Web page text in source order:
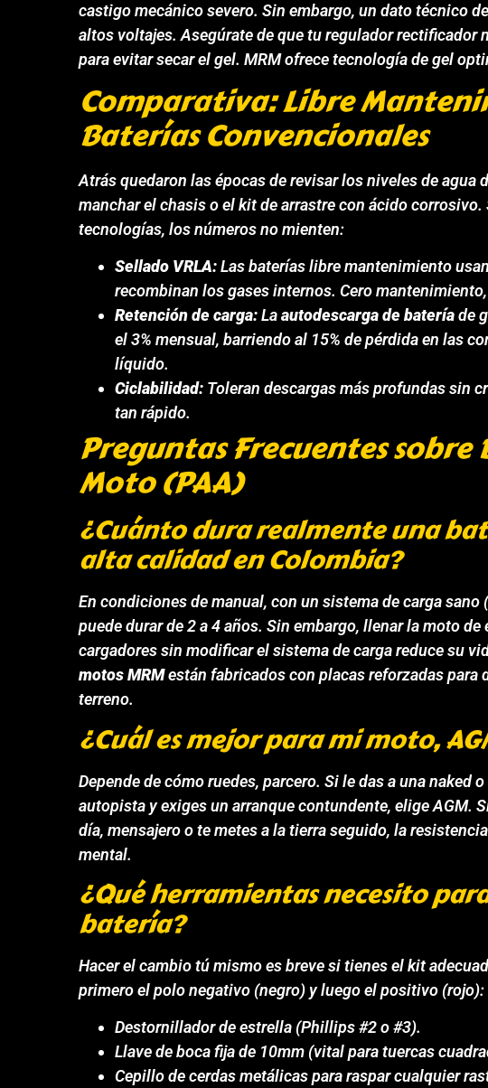
castigo mecánico severo. Sin embargo, un dato técnico
altos voltajes. Asegúrate de que tu regulador rectificador
para evitar secar el gel. MRM ofrece tecnología de gel
Comparativa: Libre
Baterías Convencionales
Atrás quedaron las épocas de revisar los niveles de agua
manchar el chasis o el kit de arrastre con ácido
tecnologías, los números no mienten:
Sellado VRLA:Las baterías libre mantenimiento
recombinan los gases internos. Cero
Retención de carga:Laautodescarga de bateríade
el 3% mensual, barriendo al 15% de pérdida en las
líquido.
Ciclabilidad: Toleran descargas más profundas sin
tan rápido.
Preguntas Frecuentes sobre
Moto (PAA)
¿Cuánto dura realmente una
alta calidad en Colombia?
En condiciones de manual, con un sistema de carga sano
puede durar de 2 a 4 años. Sin embargo, llenar la moto de
cargadores sin modificar el sistema de carga reduce su
motos MRMestán fabricados con placas reforzadas para
terreno.
¿Cuál es mejor para mi moto,
Depende de cómo ruedes, parcero. Si le das a unanakedo
autopista y exiges un arranque contundente, elige AGM.
día, mensajero o te metes a la tierra seguido, la
mental.
¿Qué herramientas necesito
batería?
Hacer el cambio tú mismo es breve si tienes el kit
primero el polo negativo (negro) y luego el positivo (rojo):
Destornillador de estrella (Phillips #2 o #3).
Llave de boca fija de 10mm (vital para tuercas
Cepillo de cerdas metálicas para raspar cualquier